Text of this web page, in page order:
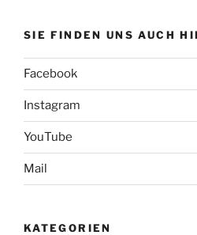
SIE FINDEN UNS AUCH
Facebook
Instagram
YouTube
Mail
KATEGORIEN